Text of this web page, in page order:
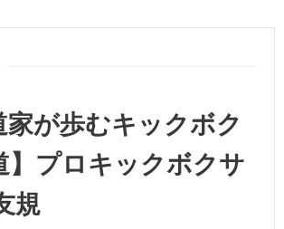
家が歩むキックボク
】プロキックボクサ
規